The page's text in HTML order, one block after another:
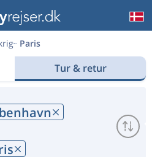
Paris
Tur & retur